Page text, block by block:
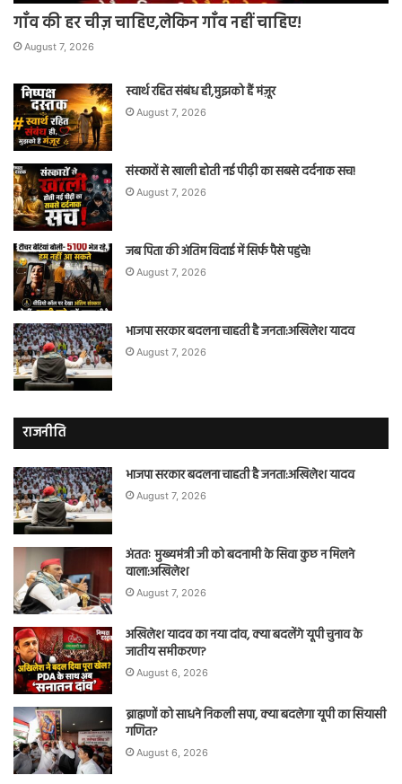
गाँव की हर चीज़ चाहिए,लेकिन गाँव नहीं चाहिए!
August 7, 2026
स्वार्थ रहित संबंध ही,मुझको हैं मंज़ूर
August 7, 2026
संस्कारों से खाली होती नई पीढ़ी का सबसे दर्दनाक सच!
August 7, 2026
जब पिता की अंतिम विदाई में सिर्फ पैसे पहुंचे!
August 7, 2026
भाजपा सरकार बदलना चाहती है जनता:अखिलेश यादव
August 7, 2026
राजनीति
भाजपा सरकार बदलना चाहती है जनता:अखिलेश यादव
August 7, 2026
अंततः मुख्यमंत्री जी को बदनामी के सिवा कुछ न मिलने
वाला:अखिलेश
August 7, 2026
अखिलेश यादव का नया दांव, क्या बदलेंगे यूपी चुनाव के
जातीय समीकरण?
August 6, 2026
ब्राह्मणों को साधने निकली सपा, क्या बदलेगा यूपी का सियासी
गणित?
August 6, 2026